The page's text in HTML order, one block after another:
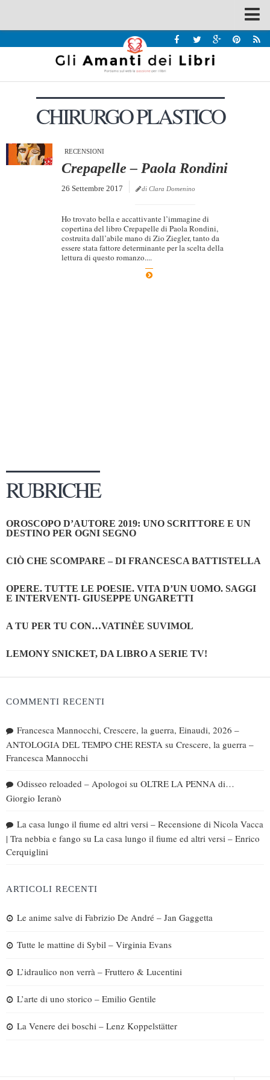
Recensioni
Interviste & Incontri
Bandi
Chi siamo
Tabù Festival 2014
A Tutto Volume
Marketing
CHIRURGO PLASTICO
RECENSIONI
Crepapelle – Paola Rondini
26 Settembre 2017 di Clara Domenino
Ho trovato bella e accattivante l’immagine di
copertina del libro Crepapelle di Paola Rondini,
costruita dall’abile mano di Zio Ziegler, tanto da
essere stata fattore determinante per la scelta della
lettura di questo romanzo....
RUBRICHE
OROSCOPO D’AUTORE 2019: UNO SCRITTORE E UN
DESTINO PER OGNI SEGNO
CIÒ CHE SCOMPARE – DI FRANCESCA BATTISTELLA
OPERE. TUTTE LE POESIE. VITA D’UN UOMO. SAGGI
E INTERVENTI- GIUSEPPE UNGARETTI
A TU PER TU CON…VATINÈE SUVIMOL
LEMONY SNICKET, DA LIBRO A SERIE TV!
COMMENTI RECENTI
Francesca Mannocchi, Crescere, la guerra, Einaudi, 2026 –
ANTOLOGIA DEL TEMPO CHE RESTA su Crescere, la guerra –
Francesca Mannocchi
Odisseo reloaded – Apologoi su OLTRE LA PENNA di…
Giorgio Ieranò
La casa lungo il fiume ed altri versi – Recensione di Nicola Vacca
| Tra nebbia e fango su La casa lungo il fiume ed altri versi – Enrico
Cerquiglini
ARTICOLI RECENTI
Le anime salve di Fabrizio De André – Jan Gaggetta
Tutte le mattine di Sybil – Virginia Evans
L’idraulico non verrà – Fruttero & Lucentini
L’arte di uno storico – Emilio Gentile
La Venere dei boschi – Lenz Koppelstätter